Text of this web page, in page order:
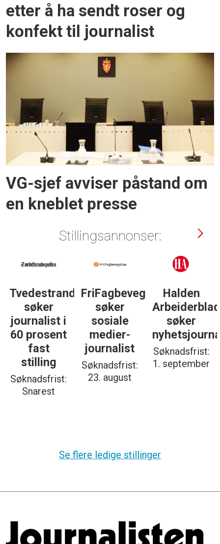
etter å ha sendt roser og
konfekt til journalist
VG-sjef avviser påstand om
en kneblet presse
Stillingsannonser:
Tvedestrandsposten
søker
journalist i
60 prosent
fast
stilling
Søknadsfrist:
Snarest
FriFagbevegelse
søker
sosiale
medier-
journalist
Søknadsfrist:
23. august
Halden
Arbeiderblad
søker
Søknadsfrist:
1. september
Se flere ledige stillinger